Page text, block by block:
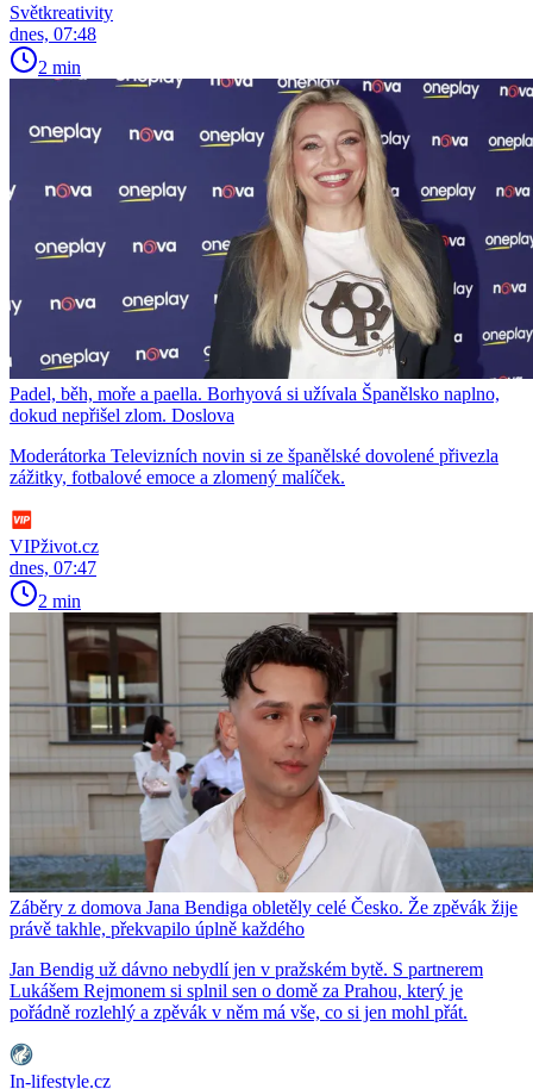
Světkreativity
dnes, 07:48
2 min
Padel, běh, moře a paella. Borhyová si užívala Španělsko naplno,
dokud nepřišel zlom. Doslova
Moderátorka Televizních novin si ze španělské dovolené přivezla
zážitky, fotbalové emoce a zlomený malíček.
VIPživot.cz
dnes, 07:47
2 min
Záběry z domova Jana Bendiga obletěly celé Česko. Že zpěvák žije
právě takhle, překvapilo úplně každého
Jan Bendig už dávno nebydlí jen v pražském bytě. S partnerem
Lukášem Rejmonem si splnil sen o domě za Prahou, který je
pořádně rozlehlý a zpěvák v něm má vše, co si jen mohl přát.
In-lifestyle.cz